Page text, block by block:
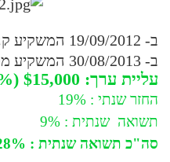
ב- 19/09/2012 המשקיע קנה ב-$80,000
ב- 30/08/2013 המשקיע מכר ב- $95,000
עליית ערך: $15,000 (19%)
החזר שנתי : 19%
תשואה שנתית : 9%
סה"כ תשואה שנתית : 28%